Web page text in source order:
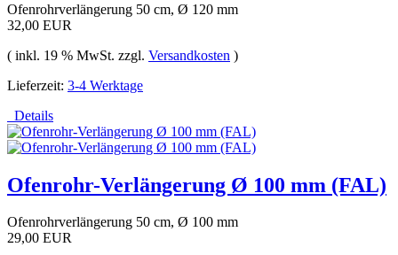
Ofenrohrverlängerung 50 cm, Ø 120 mm
32,00 EUR
( inkl. 19 % MwSt. zzgl. Versandkosten )
Lieferzeit: 3-4 Werktage
Details
Ofenrohr-Verlängerung Ø 100 mm (FAL)
Ofenrohrverlängerung 50 cm, Ø 100 mm
29,00 EUR